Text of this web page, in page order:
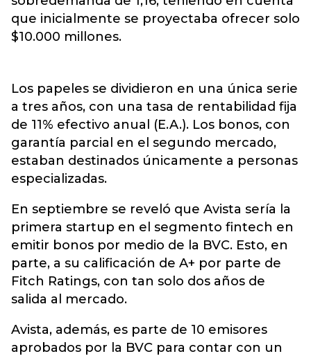
que inicialmente se proyectaba ofrecer solo
$10.000 millones.
Los papeles se dividieron en una única serie
a tres años, con una tasa de rentabilidad fija
de 11% efectivo anual (E.A.). Los bonos, con
garantía parcial en el segundo mercado,
estaban destinados únicamente a personas
especializadas.
En septiembre se reveló que Avista sería la
primera startup en el segmento fintech en
emitir bonos por medio de la BVC. Esto, en
parte, a su calificación de A+ por parte de
Fitch Ratings, con tan solo dos años de
salida al mercado.
Avista, además, es parte de 10 emisores
aprobados por la BVC para contar con un